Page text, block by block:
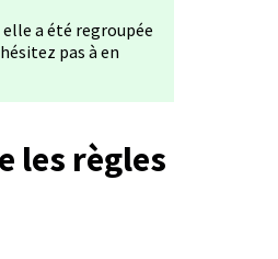
a été regroupée
pas à en
les règles